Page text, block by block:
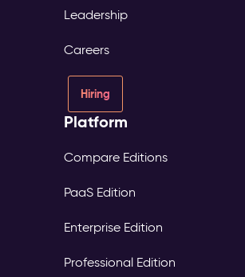
Leadership
Careers
Hiring
Platform
Compare Editions
PaaS Edition
Enterprise Edition
Professional Edition